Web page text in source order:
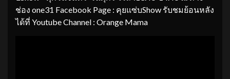
ช่อง one31 Facebook Page : คุยแซ่บShow รับชมย้อนหลัง
ได้ที่ Youtube Channel : Orange Mama